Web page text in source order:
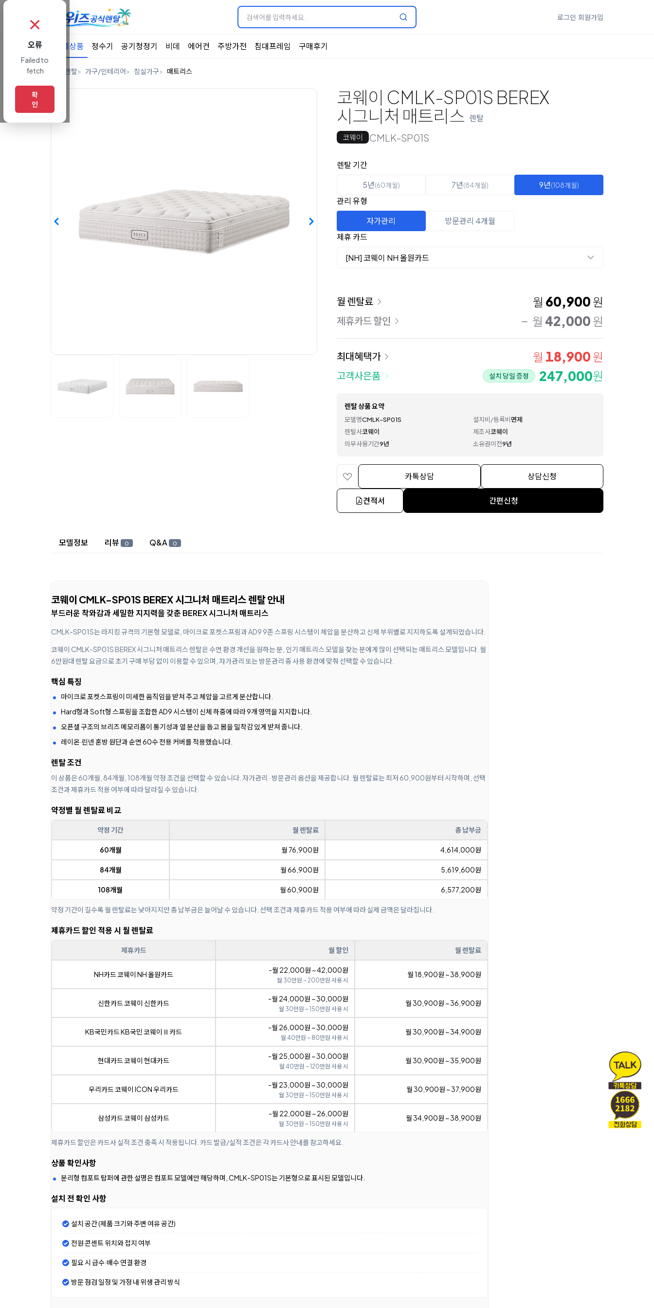
로그인 회원가입
전체상품 정수기 공기청정기 비데 에어컨 주방가전 침대프레임 구매후기
렌탈 가구/인테리어 침실가구 매트리스
코웨이 CMLK-SP01S BEREX
시그니처 매트리스 렌탈
코웨이 CMLK-SP01S
옵션 선택
렌탈 선택
렌탈 기간
5년(60개월) 7년(84개월) 9년(108개월)
관리 유형
자가관리
방문관리 4개월
제휴 카드
[NH] 코웨이 NH 올원카드
이용 요금
월 렌탈료 월 60,900 원
제휴카드 할인 월 42,000 원
최대혜택가 월 18,900 원
고객사은품 설치 당일 증정 247,000원
렌탈 상품 요약
모델명CMLK-SP01S 설치비/등록비면제
렌탈사코웨이 제조사코웨이
의무사용기간9년 소유권이전9년
카톡상담 상담신청
견적서 간편신청
상세 정보
모델정보 리뷰 0 Q&A 0
코웨이 CMLK-SP01S BEREX 시그니처 매트리스 렌탈 안내
부드러운 착와감과 세밀한 지지력을 갖춘 BEREX 시그니처 매트리스
CMLK-SP01S는 라지킹 규격의 기본형 모델로, 마이크로 포켓스프링과 AD9 9존 스프링 시스템이 체압을 분산하고 신체 부위별로 지지하도록 설계되었습니다.
코웨이 CMLK-SP01S BEREX 시그니처 매트리스 렌탈은 수면 환경 개선을 원하는 분, 인기 매트리스 모델을 찾는 분에게 많이 선택되는 매트리스 모델입니다. 월
6만원대 렌탈 요금으로 초기 구매 부담 없이 이용할 수 있으며, 자가관리 또는 방문관리 중 사용 환경에 맞춰 선택할 수 있습니다.
핵심 특징
마이크로 포켓스프링이 미세한 움직임을 받쳐 주고 체압을 고르게 분산합니다.
Hard형과 Soft형 스프링을 조합한 AD9 시스템이 신체 하중에 따라 9개 영역을 지지합니다.
오픈셀 구조의 브리즈 메모리폼이 통기성과 열 분산을 돕고 몸을 밀착감 있게 받쳐 줍니다.
레이온·린넨 혼방 원단과 순면 60수 전용 커버를 적용했습니다.
렌탈 조건
이 상품은 60개월, 84개월, 108개월 약정 조건을 선택할 수 있습니다. 자가관리 · 방문관리 옵션을 제공합니다. 월 렌탈료는 최저 60,900원부터 시작하며, 선택
조건과 제휴카드 적용 여부에 따라 달라질 수 있습니다.
약정별 월 렌탈료 비교
약정 기간 월 렌탈료 총 납부금
60개월 월 76,900원 4,614,000원
84개월 월 66,900원 5,619,600원
108개월 월 60,900원 6,577,200원
약정 기간이 길수록 월 렌탈료는 낮아지지만 총 납부금은 늘어날 수 있습니다. 선택 조건과 제휴카드 적용 여부에 따라 실제 금액은 달라집니다.
제휴카드 할인 적용 시 월 렌탈료
제휴카드 월 할인 월 렌탈료
NH카드 코웨이 NH 올원카드 -월 22,000원 ~ 42,000원
월 30만원 ~ 200만원 사용 시
월 18,900원 ~ 38,900원
신한카드 코웨이 신한카드 -월 24,000원 ~ 30,000원
월 30만원 ~ 150만원 사용 시
월 30,900원 ~ 36,900원
KB국민카드 KB국민 코웨이Ⅱ카드 -월 26,000원 ~ 30,000원
월 40만원 ~ 80만원 사용 시
월 30,900원 ~ 34,900원
현대카드 코웨이 현대카드 -월 25,000원 ~ 30,000원
월 40만원 ~ 120만원 사용 시
월 30,900원 ~ 35,900원
우리카드 코웨이 ICON 우리카드 -월 23,000원 ~ 30,000원
월 30만원 ~ 150만원 사용 시
월 30,900원 ~ 37,900원
삼성카드 코웨이 삼성카드 -월 22,000원 ~ 26,000원
월 30만원 ~ 150만원 사용 시
월 34,900원 ~ 38,900원
제휴카드 할인은 카드사 실적 조건 충족 시 적용됩니다. 카드 발급/실적 조건은 각 카드사 안내를 참고하세요.
상품 확인사항
분리형 컴포트 탑퍼에 관한 설명은 컴포트 모델에만 해당하며, CMLK-SP01S는 기본형으로 표시된 모델입니다.
설치 전 확인 사항
설치 공간 (제품 크기와 주변 여유 공간)
전원 콘센트 위치와 접지 여부
필요 시 급수·배수 연결 환경
방문 점검 일정 및 가정 내 위생 관리 방식
✗
오류
Failed to
fetch
확
인